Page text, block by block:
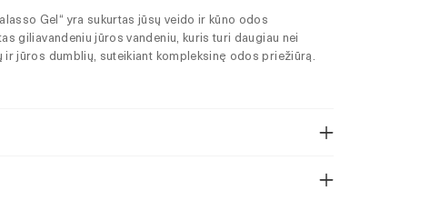
Gel“ yra sukurtas jūsų veido ir kūno odos
giliavandeniu jūros vandeniu, kuris turi daugiau nei
ir jūros dumblių, suteikiant kompleksinę odos priežiūrą.